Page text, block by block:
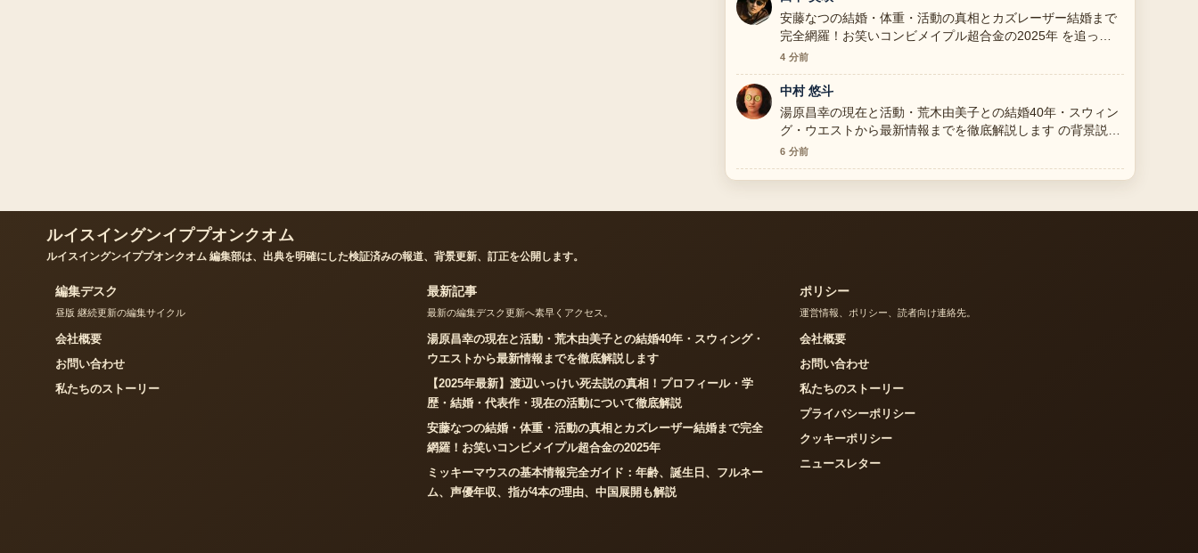
安藤なつの結婚・体重・活動の真相とカズレーザー結婚まで
完全網羅！お笑いコンビメイプル超合金の2025年 を追って
いますが、この解説は落ち着いていて信頼できます。
4 分前
中村 悠斗
湯原昌幸の現在と活動・荒木由美子との結婚40年・スウィン
グ・ウエストから最新情報までを徹底解説します の背景説明
が助かります。ライブ更新を続けてください。
6 分前
ルイスイングンイププオンクオム
ルイスイングンイププオンクオム 編集部は、出典を明確にした検証済みの報道、背景更新、訂正を公開します。
編集デスク
昼版 継続更新の編集サイクル
会社概要
お問い合わせ
私たちのストーリー
最新記事
最新の編集デスク更新へ素早くアクセス。
湯原昌幸の現在と活動・荒木由美子との結婚40年・スウィング・
ウエストから最新情報までを徹底解説します
【2025年最新】渡辺いっけい死去説の真相！プロフィール・学
歴・結婚・代表作・現在の活動について徹底解説
安藤なつの結婚・体重・活動の真相とカズレーザー結婚まで完全
網羅！お笑いコンビメイプル超合金の2025年
ミッキーマウスの基本情報完全ガイド：年齢、誕生日、フルネー
ム、声優年収、指が4本の理由、中国展開も解説
ポリシー
運営情報、ポリシー、読者向け連絡先。
会社概要
お問い合わせ
私たちのストーリー
プライバシーポリシー
クッキーポリシー
ニュースレター